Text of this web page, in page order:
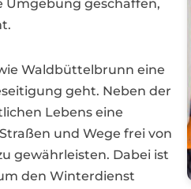
Umgebung geschaffen,
Waldbüttelbrunn eine
geht. Neben der
Lebens eine
und Wege frei von
gewährleisten. Dabei ist
den Winterdienst